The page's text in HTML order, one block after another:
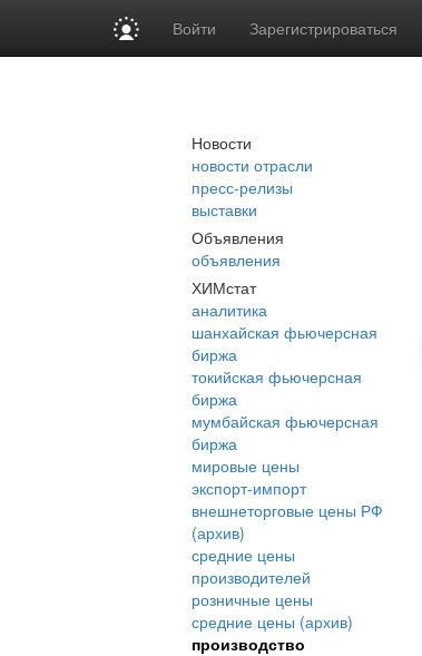
Войти Зарегистрироваться
Новости
новости отрасли
пресс-релизы
выставки
Объявления
объявления
ХИМстат
аналитика
шанхайская фьючерсная
биржа
токийская фьючерсная
биржа
мумбайская фьючерсная
биржа
мировые цены
экспорт-импорт
внешнеторговые цены РФ
(архив)
средние цены
производителей
розничные цены
средние цены (архив)
производство